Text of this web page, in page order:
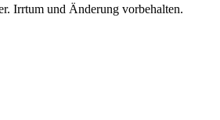
Irrtum und Änderung vorbehalten.